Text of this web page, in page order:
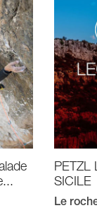
PETZL
SICILE
Le